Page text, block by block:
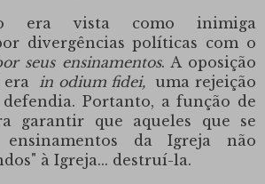
era vista como inimiga
divergências políticas com o
seus ensinamentos. A oposição
era in odium fidei, uma rejeição
Portanto, a função de
garantir que aqueles que se
da Igreja não
à Igreja... destruí-la.